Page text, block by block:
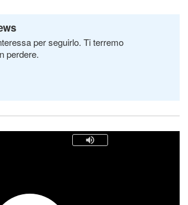
per seguirlo. Ti terremo
perdere.